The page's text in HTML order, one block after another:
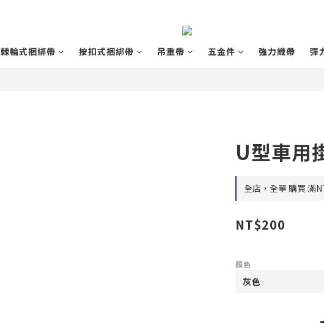
棘輪式捆綁帶 按扣式捆綁帶 吊重帶 五金件 強力織帶 彈
U型車用
全店，全單 購買 滿
NT$200
顏色